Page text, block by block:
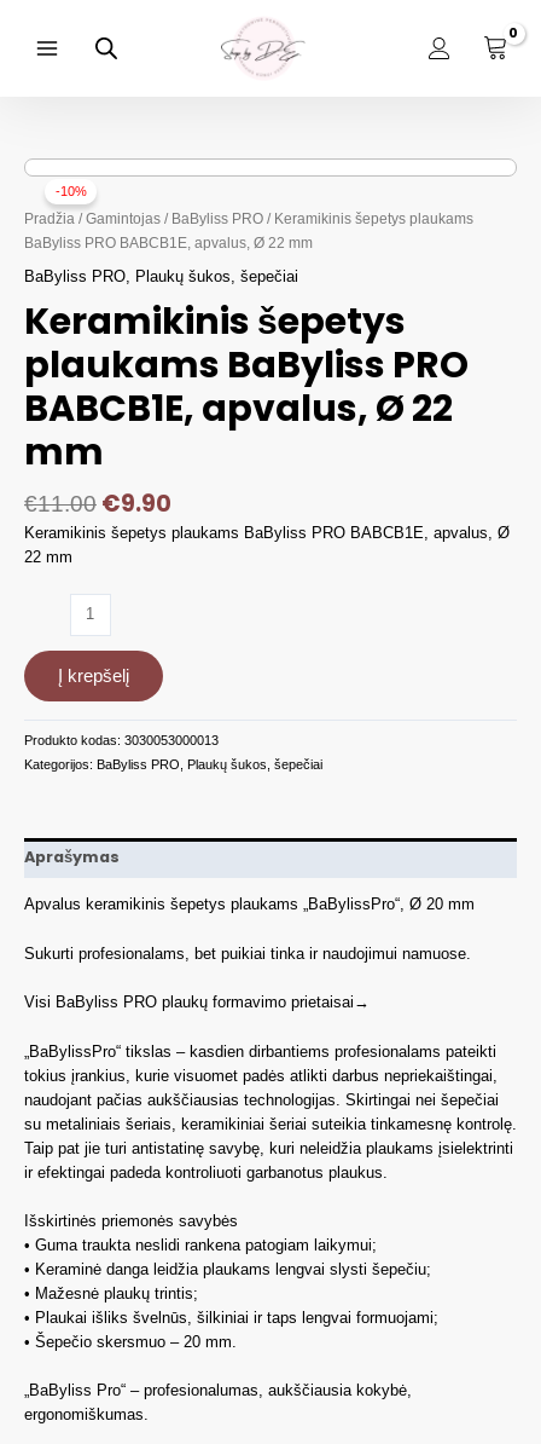
turinio
-10%
Pradžia /Gamintojas / BaByliss PRO / Keramikinis šepetys plaukams
BaByliss PRO BABCB1E, apvalus, Ø 22 mm
BaByliss PRO, Plaukų šukos, šepečiai
Keramikinis šepetys
plaukams BaByliss PRO
BABCB1E, apvalus, Ø 22
mm
€11.00 €9.90
Keramikinis šepetys plaukams BaByliss PRO BABCB1E, apvalus, Ø
22 mm
Keramikinis
šepetys
plaukams
PRO
BABCB1E,
22
mm
Į krepšelį
Produkto kodas: 3030053000013
Kategorijos: BaByliss PRO Plaukų šukos, šepečiai
Aprašymas
Apvalus keramikinis šepetys plaukams „BaBylissPro“, Ø 20 mm
Sukurti profesionalams, bet puikiai tinka ir naudojimui namuose.
Visi BaByliss PRO plaukų formavimo prietaisai→
„BaBylissPro“ tikslas – kasdien dirbantiems profesionalams pateikti
tokius įrankius, kurie visuomet padės atlikti darbus nepriekaištingai,
naudojant pačias aukščiausias technologijas. Skirtingai nei šepečiai
su metaliniais šeriais, keramikiniai šeriai suteikia tinkamesnę kontrolę.
Taip pat jie turi antistatinę savybę, kuri neleidžia plaukams įsielektrinti
ir efektingai padeda kontroliuoti garbanotus plaukus.
Išskirtinės priemonės savybės
• Guma traukta neslidi rankena patogiam laikymui;
• Keraminė danga leidžia plaukams lengvai slysti šepečiu;
• Mažesnė plaukų trintis;
• Plaukai išliks švelnūs, šilkiniai ir taps lengvai formuojami;
• Šepečio skersmuo – 20 mm.
„BaByliss Pro“ – profesionalumas, aukščiausia kokybė,
ergonomiškumas.